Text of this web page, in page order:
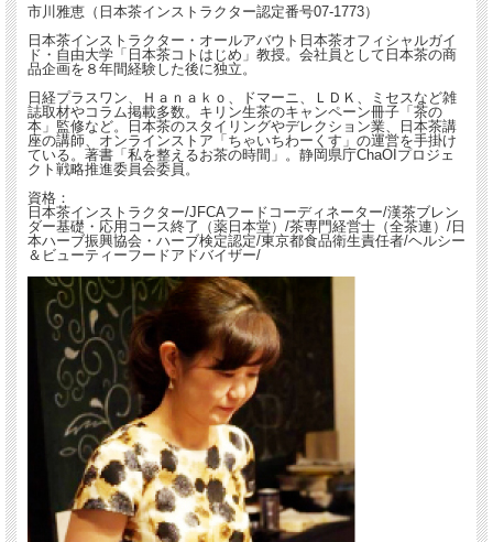
たい・・という方は茶葉も持参いただいてOKです。（他社の商品でも構いませ
ちょっとしたコツで見違えるほど誰でも美味しく入れることができるようになりま
すよ。
少人数クラスで丁寧にレクチャーいたします。
おいしいお茶を体験してみたいビギナーさん向け講座です。
こんな方におすすめします
市川雅恵（日本茶インストラクター認定番号07-1773）
日本茶インストラクター・オールアバウト日本茶オフィシャルガイ
ド・自由大学「日本茶コトはじめ」教授。会社員として日本茶の商
品企画を８年間経験した後に独立。
日経プラスワン、Ｈａｎａｋｏ、ドマーニ、ＬＤＫ、ミセスなど雑
誌取材やコラム掲載多数。キリン生茶のキャンペーン冊子「茶の
本」監修など。日本茶のスタイリングやデレクション業、日本茶講
座の講師、オンラインストア「ちゃいちわーくす」の運営を手掛け
ている。著書「私を整えるお茶の時間」。静岡県庁ChaOIプロジェ
クト戦略推進委員会委員。
資格：
日本茶インストラクター/JFCAフードコーディネーター/漢茶ブレン
ダー基礎・応用コース終了（薬日本堂）/茶専門経営士（全茶連）/日
本ハーブ振興協会・ハーブ検定認定/東京都食品衛生責任者/ヘルシー
＆ビューティーフードアドバイザー/